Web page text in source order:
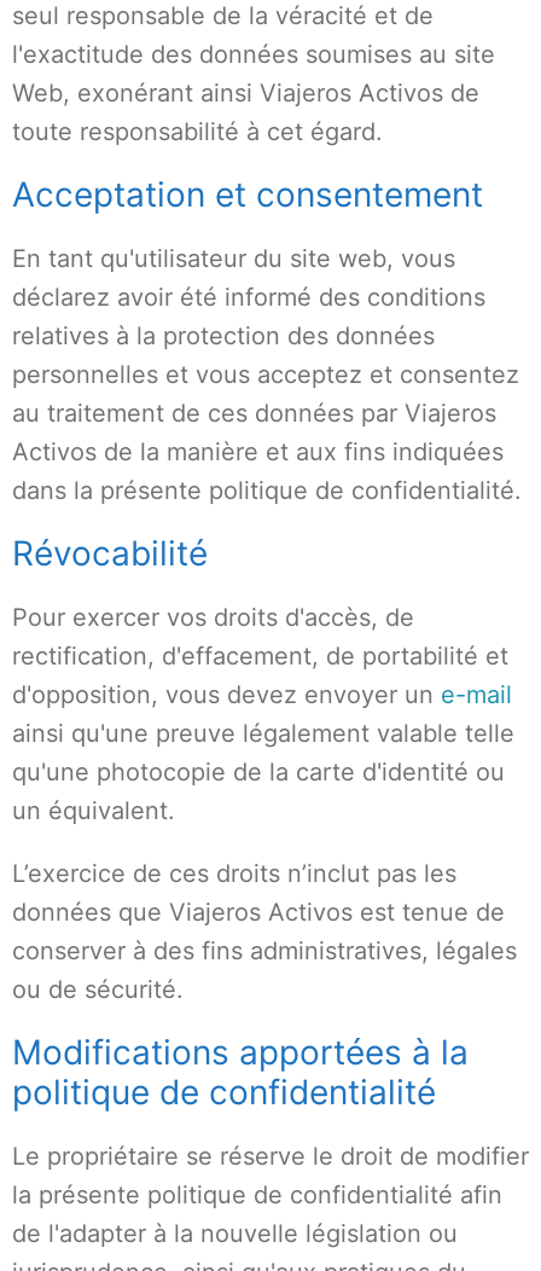
seul responsable de la véracité et de
l'exactitude des données soumises au site
Web, exonérant ainsi Viajeros Activos de
toute responsabilité à cet égard.
Acceptation et consentement
En tant qu'utilisateur du site web, vous
déclarez avoir été informé des conditions
relatives à la protection des données
personnelles et vous acceptez et consentez
au traitement de ces données par Viajeros
Activos de la manière et aux fins indiquées
dans la présente politique de confidentialité.
Révocabilité
Pour exercer vos droits d'accès, de
rectification, d'effacement, de portabilité et
d'opposition, vous devez envoyer un e-mail
ainsi qu'une preuve légalement valable telle
qu'une photocopie de la carte d'identité ou
un équivalent.
L’exercice de ces droits n’inclut pas les
données que Viajeros Activos est tenue de
conserver à des fins administratives, légales
ou de sécurité.
Modifications apportées à la
politique de confidentialité
Le propriétaire se réserve le droit de modifier
la présente politique de confidentialité afin
de l'adapter à la nouvelle législation ou